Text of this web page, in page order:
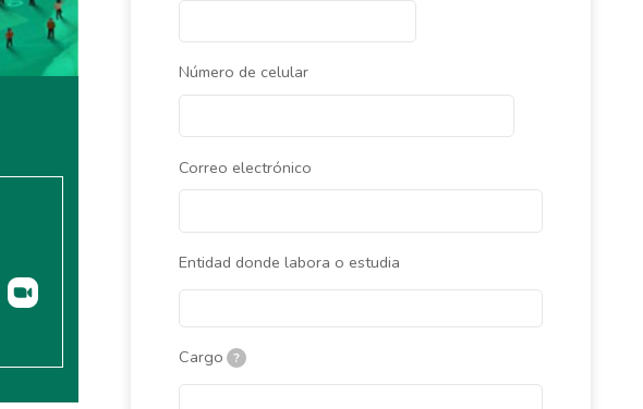
Número de celular
Correo electrónico
Entidad donde labora o estudia
Cargo ?